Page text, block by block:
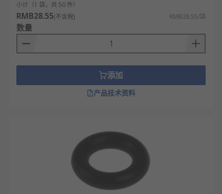
小计（1 袋，共 50 件）
RMB28.55(不含税) RMB28.55/袋
数量
添加
产品技术资料